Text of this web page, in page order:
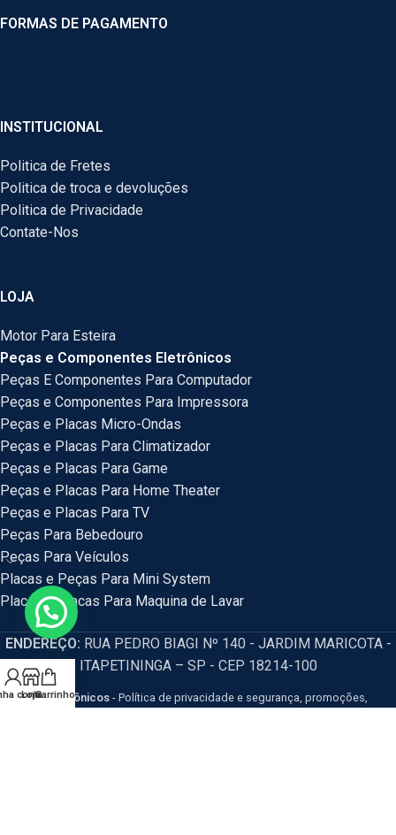
FORMAS DE PAGAMENTO
INSTITUCIONAL
Politica de Fretes
Politica de troca e devoluções
Politica de Privacidade
Contate-Nos
LOJA
Motor Para Esteira
Peças e Componentes Eletrônicos
Peças E Componentes Para Computador
Peças e Componentes Para Impressora
Peças e Placas Micro-Ondas
Peças e Placas Para Climatizador
Peças e Placas Para Game
Peças e Placas Para Home Theater
Peças e Placas Para TV
Peças Para Bebedouro
Peças Para Veículos
Placas e Peças Para Mini System
Placas e Placas Para Maquina de Lavar
ENDEREÇO: RUA PEDRO BIAGI Nº 140 - JARDIM MARICOTA -
ITAPETININGA – SP - CEP 18214-100
HM Eletrônicos - Política de privacidade e segurança, promoções,
conta
LojaCarrinho